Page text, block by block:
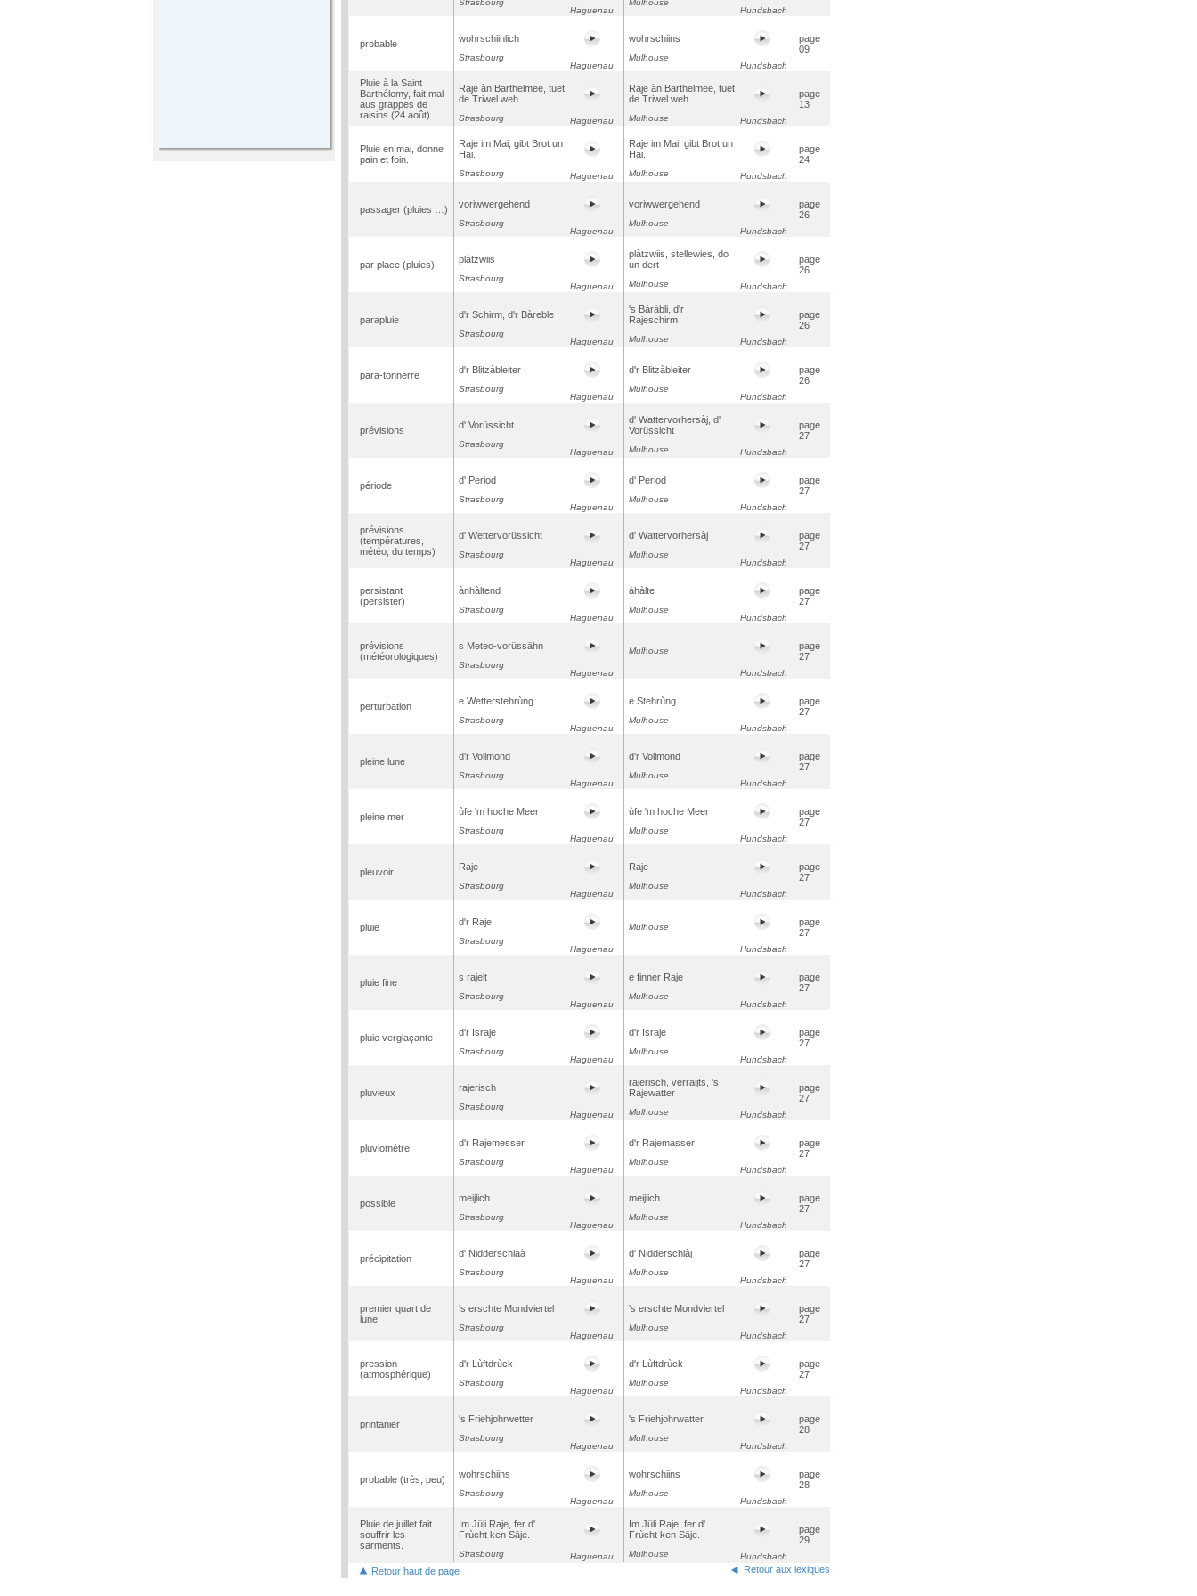
Strasbourg
Haguenau
Mulhouse
Hundsbach
probable wohrschiinlich
Strasbourg
Haguenau
wohrschiins
Mulhouse
Hundsbach
page
09
Pluie à la Saint
Barthélemy, fait mal
aus grappes de
raisins (24 août)
Raje àn Barthelmee, tüet
de Triwel weh.
Strasbourg Haguenau
Raje àn Barthelmee, tüet
de Triwel weh.
Mulhouse Hundsbach
page
13
Pluie en mai, donne
pain et foin.
Raje im Mai, gibt Brot un
Hai.
Strasbourg Haguenau
Raje im Mai, gibt Brot un
Hai.
Mulhouse Hundsbach
page
24
passager (pluies …) voriwwergehend
Strasbourg
Haguenau
voriwwergehend
Mulhouse
Hundsbach
page
26
par place (pluies) plàtzwiis
Strasbourg
Haguenau
plàtzwiis, stellewies, do
un dert
Mulhouse Hundsbach
page
26
parapluie d'r Schirm, d'r Bàreble
Strasbourg
Haguenau
's Bàràbli, d'r
Rajeschirm
Mulhouse Hundsbach
page
26
para-tonnerre d'r Blitzàbleiter
Strasbourg
Haguenau
d'r Blitzàbleiter
Mulhouse
Hundsbach
page
26
prévisions d' Vorüssicht
Strasbourg
Haguenau
d' Wattervorhersàj, d'
Vorüssicht
Mulhouse Hundsbach
page
27
période d' Period
Strasbourg
Haguenau
d' Period
Mulhouse
Hundsbach
page
27
prévisions
(températures,
météo, du temps)
d' Wettervorüssicht
Strasbourg
Haguenau
d' Wattervorhersàj
Mulhouse
Hundsbach
page
27
persistant
(persister)
ànhàltend
Strasbourg
Haguenau
àhàlte
Mulhouse
Hundsbach
page
27
prévisions
(météorologiques)
s Meteo-vorüssähn
Strasbourg
Haguenau
Mulhouse
Hundsbach
page
27
perturbation e Wetterstehrùng
Strasbourg
Haguenau
e Stehrùng
Mulhouse
Hundsbach
page
27
pleine lune d'r Vollmond
Strasbourg
Haguenau
d'r Vollmond
Mulhouse
Hundsbach
page
27
pleine mer ùfe 'm hoche Meer
Strasbourg
Haguenau
ùfe 'm hoche Meer
Mulhouse
Hundsbach
page
27
pleuvoir Raje
Strasbourg
Haguenau
Raje
Mulhouse
Hundsbach
page
27
pluie d'r Raje
Strasbourg
Haguenau
Mulhouse
Hundsbach
page
27
pluie fine s rajelt
Strasbourg
Haguenau
e finner Raje
Mulhouse
Hundsbach
page
27
pluie verglaçante d'r Israje
Strasbourg
Haguenau
d'r Israje
Mulhouse
Hundsbach
page
27
pluvieux rajerisch
Strasbourg
Haguenau
rajerisch, verraijts, 's
Rajewatter
Mulhouse Hundsbach
page
27
pluviomètre d'r Rajemesser
Strasbourg
Haguenau
d'r Rajemasser
Mulhouse
Hundsbach
page
27
possible meijlich
Strasbourg
Haguenau
meijlich
Mulhouse
Hundsbach
page
27
précipitation d' Nidderschlàà
Strasbourg
Haguenau
d' Nidderschlàj
Mulhouse
Hundsbach
page
27
premier quart de
lune
's erschte Mondviertel
Strasbourg
Haguenau
's erschte Mondviertel
Mulhouse
Hundsbach
page
27
pression
(atmosphérique)
d'r Lùftdrùck
Strasbourg
Haguenau
d'r Lùftdrùck
Mulhouse
Hundsbach
page
27
printanier 's Friehjohrwetter
Strasbourg
Haguenau
's Friehjohrwatter
Mulhouse
Hundsbach
page
28
probable (très, peu) wohrschiins
Strasbourg
Haguenau
wohrschiins
Mulhouse
Hundsbach
page
28
Pluie de juillet fait
souffrir les
sarments.
Im Jüli Raje, fer d'
Frùcht ken Säje.
Strasbourg Haguenau
Im Jüli Raje, fer d'
Frùcht ken Säje.
Mulhouse Hundsbach
page
29
Retour haut de page Retour aux lexiques